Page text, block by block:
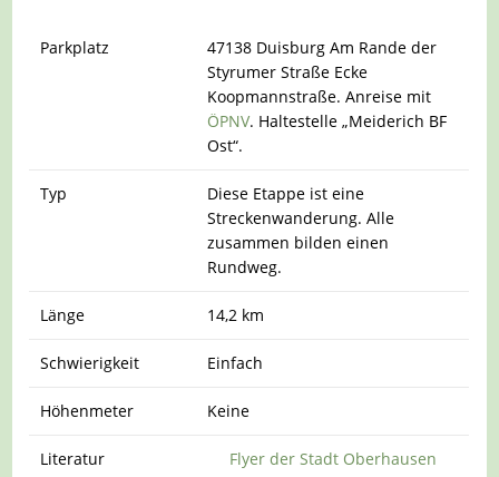
Parkplatz
47138 Duisburg Am Rande der
Styrumer Straße Ecke
Koopmannstraße. Anreise mit
ÖPNV. Haltestelle „Meiderich BF
Ost“.
Typ
Diese Etappe ist eine
Streckenwanderung. Alle
zusammen bilden einen
Rundweg.
Länge 14,2 km
Schwierigkeit Einfach
Höhenmeter Keine
Literatur Flyer der Stadt Oberhausen